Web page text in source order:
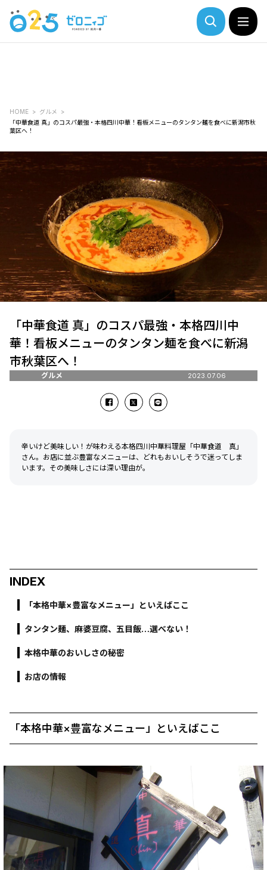
HOME
グルメ
「中華食道 真」のコスパ最強・本格四川中華！看板メニューのタンタン麺を食べに新潟市秋
葉区へ！
「中華食道 真」のコスパ最強・本格四川中
華！看板メニューのタンタン麺を食べに新潟
市秋葉区へ！
グルメ 2023.07.06
辛いけど美味しい！が味わえる本格四川中華料理屋「中華食道 真」
さん。お店に並ぶ豊富なメニューは、どれもおいしそうで迷ってしま
います。その美味しさには深い理由が。
INDEX
「本格中華×豊富なメニュー」といえばここ
タンタン麺、麻婆豆腐、五目飯…選べない！
本格中華のおいしさの秘密
お店の情報
「本格中華×豊富なメニュー」といえばここ